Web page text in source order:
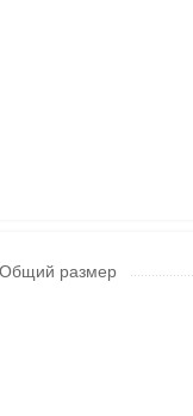
Общий размер